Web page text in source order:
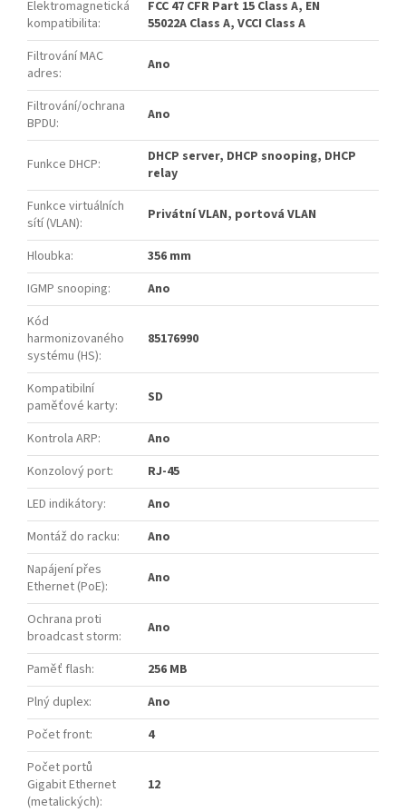
Elektromagnetická
kompatibilita:
FCC 47 CFR Part 15 Class A, EN
55022A Class A, VCCI Class A
Filtrování MAC
adres: Ano
Filtrování/ochrana
BPDU: Ano
Funkce DHCP:
DHCP server, DHCP snooping, DHCP
relay
Funkce virtuálních
sítí (VLAN): Privátní VLAN, portová VLAN
Hloubka:
356 mm
IGMP snooping:
Ano
Kód
harmonizovaného
systému (HS):
85176990
Kompatibilní
paměťové karty: SD
Kontrola ARP:
Ano
Konzolový port:
RJ-45
LED indikátory:
Ano
Montáž do racku:
Ano
Napájení přes
Ethernet (PoE): Ano
Ochrana proti
broadcast storm: Ano
Paměť flash:
256 MB
Plný duplex:
Ano
Počet front:
4
Počet portů
Gigabit Ethernet
(metalických):
12